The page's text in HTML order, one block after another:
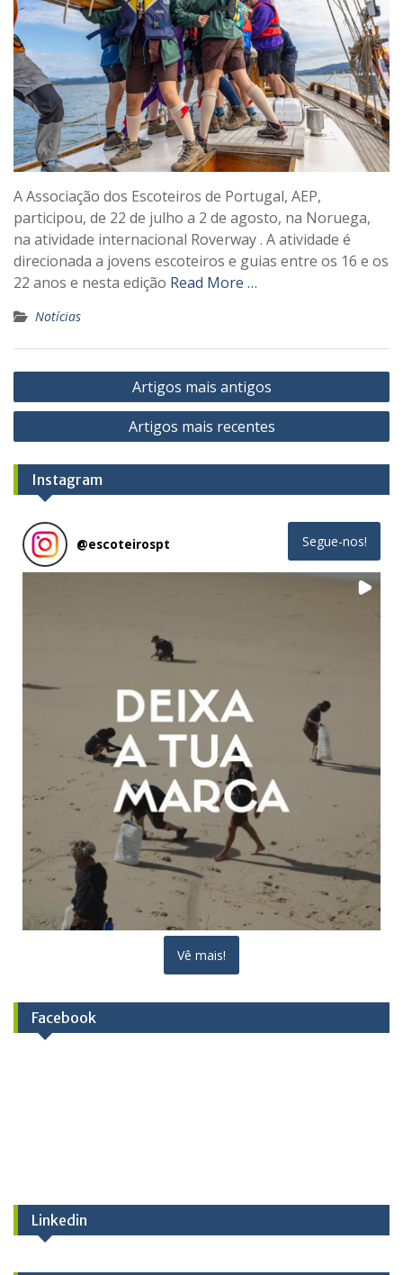
A Associação dos Escoteiros de Portugal, AEP,
participou, de 22 de julho a 2 de agosto, na Noruega,
na atividade internacional Roverway . A atividade é
direcionada a jovens escoteiros e guias entre os 16 e os
22 anos e nesta edição Read More …
Notícias
Navegação
de
Artigos mais antigos
Artigos mais recentes
Instagram
@escoteirospt Segue-nos!
Vê mais!
Facebook
Linkedin